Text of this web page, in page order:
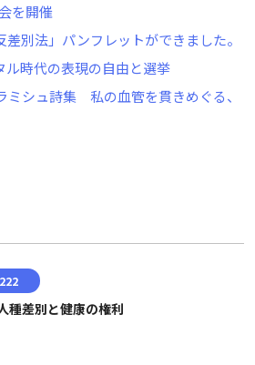
を開催
別法」パンフレットができました。
ル時代の表現の自由と選挙
ミシュ詩集 私の血管を貫きめぐる、
種差別と健康の権利